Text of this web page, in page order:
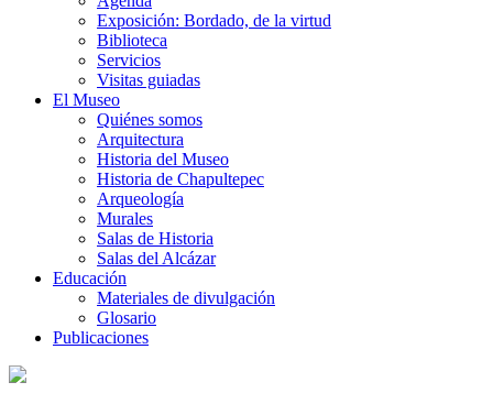
Exposición: Bordado, de la virtud
Biblioteca
Servicios
Visitas guiadas
El Museo
Quiénes somos
Arquitectura
Historia del Museo
Historia de Chapultepec
Arqueología
Murales
Salas de Historia
Salas del Alcázar
Educación
Materiales de divulgación
Glosario
Publicaciones